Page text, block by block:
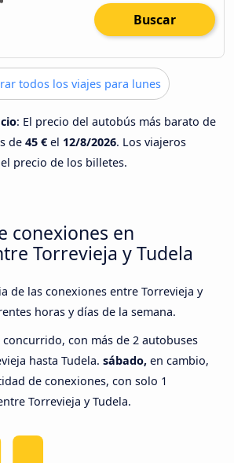
Buscar
todos los viajes para lunes
: El precio del autobús más barato de
de 45 € el 12/8/2026. Los viajeros
precio de los billetes.
conexiones en
Torrevieja y Tudela
de las conexiones entre Torrevieja y
horas y días de la semana.
concurrido, con más de 2 autobuses
hasta Tudela. sábado, en cambio,
de conexiones, con solo 1
Torrevieja y Tudela.